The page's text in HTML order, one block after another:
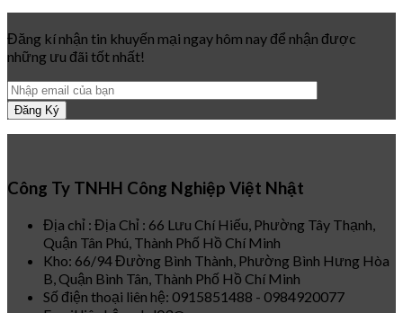
Đăng kí nhận tin khuyến mại ngay hôm nay để nhận được
những ưu đãi tốt nhất!
Công Ty TNHH Công Nghiệp Việt Nhật
Địa chỉ : Địa Chỉ : 66 Lưu Chí Hiếu, Phường Tây Thạnh,
Quận Tân Phú, Thành Phố Hồ Chí Minh
Kho: 66/94 Đường Bình Thành, Phường Bình Hưng Hòa
B, Quận Bình Tân, Thành Phố Hồ Chí Minh
Số điện thoại liên hệ: 0915851488 - 0984920077